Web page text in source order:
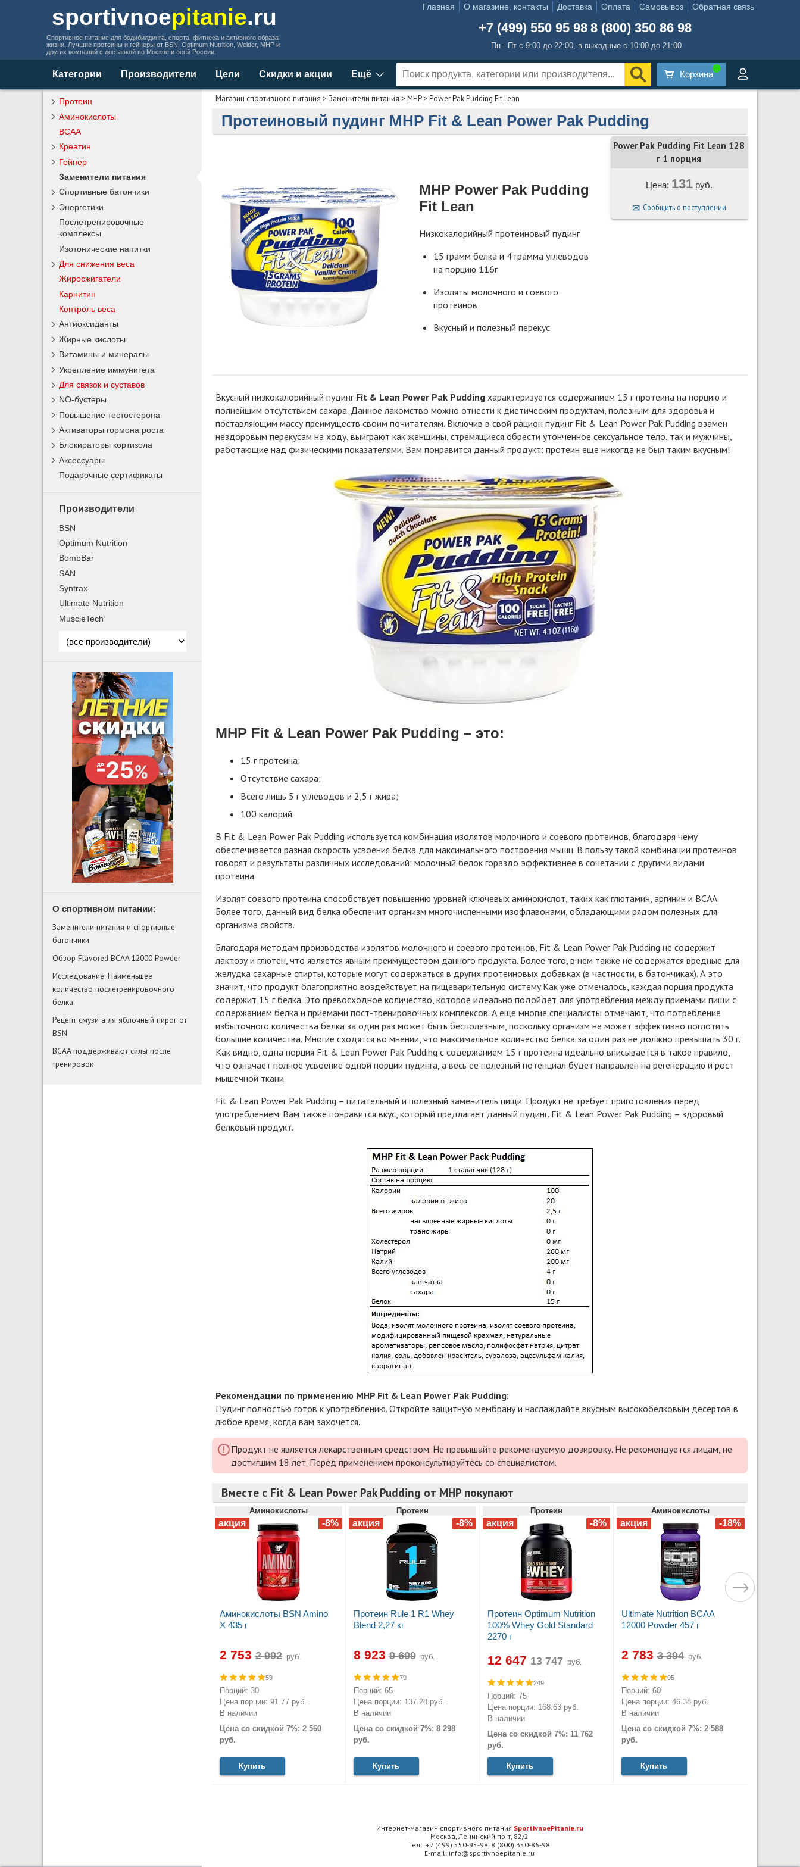
sportivnoepitanie.ru
Спортивное питание для бодибилдинга, спорта, фитнеса и активного образа
жизни. Лучшие протеины и гейнеры от BSN, Optimum Nutrition, Weider, MHP и
других компаний с доставкой по Москве и всей России.
Главная О магазине, контакты Доставка Оплата Самовывоз Обратная связь
+7 (499) 550 95 98 8 (800) 350 86 98
Пн - Пт с 9:00 до 22:00, в выходные с 10:00 до 21:00
Категории Производители Цели Скидки и акции Ещё Корзина
Магазин спортивного питания > Заменители питания > MHP> Power Pak Pudding Fit Lean
Протеиновый пудинг MHP Fit & Lean Power Pak Pudding
MHP Power Pak Pudding
Fit Lean
Низкокалорийный протеиновый пудинг
15 грамм белка и 4 грамма углеводов
на порцию 116г
Изоляты молочного и соевого
протеинов
Вкусный и полезный перекус
Power Pak Pudding Fit Lean 128
г 1 порция
Цена: 131руб.
Сообщить о поступлении
Вкусный низкокалорийный пудинг Fit & Lean Power Pak Puddingхарактеризуется содержанием 15 г протеина на порцию и
полнейшим отсутствием сахара. Данное лакомство можно отнести к диетическим продуктам, полезным для здоровья и
поставляющим массу преимуществ своим почитателям. Включив в свой рацион пудинг Fit & Lean Power Pak Pudding взамен
нездоровым перекусам на ходу, выиграют как женщины, стремящиеся обрести утонченное сексуальное тело, так и мужчины,
работающие над физическими показателями. Вам понравится данный продукт: протеин еще никогда не был таким вкусным!
MHP Fit & Lean Power Pak Pudding – это:
15 г протеина;
Отсутствие сахара;
Всего лишь 5 г углеводов и 2,5 г жира;
100 калорий.
В Fit & Lean Power Pak Pudding используется комбинация изолятов молочного и соевого протеинов, благодаря чему
обеспечивается разная скорость усвоения белка для максимального построения мышц. В пользу такой комбинации протеинов
говорят и результаты различных исследований: молочный белок гораздо эффективнее в сочетании с другими видами
протеина.
Изолят соевого протеина способствует повышению уровней ключевых аминокислот, таких как глютамин, аргинин и BCAA.
Более того, данный вид белка обеспечит организм многочисленными изофлавонами, обладающими рядом полезных для
организма свойств.
Благодаря методам производства изолятов молочного и соевого протеинов, Fit & Lean Power Pak Pudding не содержит
лактозу и глютен, что является явным преимуществом данного продукта. Более того, в нем также не содержатся вредные для
желудка сахарные спирты, которые могут содержаться в других протеиновых добавках (в частности, в батончиках). А это
значит, что продукт благоприятно воздействует на пищеварительную систему.Как уже отмечалось, каждая порция продукта
содержит 15 г белка. Это превосходное количество, которое идеально подойдет для употребления между приемами пищи с
содержанием белка и приемами пост-тренировочных комплексов. А еще многие специалисты отмечают, что потребление
избыточного количества белка за один раз может быть бесполезным, поскольку организм не может эффективно поглотить
большие количества. Многие сходятся во мнении, что максимальное количество белка за один раз не должно превышать 30 г.
Как видно, одна порция Fit & Lean Power Pak Pudding с содержанием 15 г протеина идеально вписывается в такое правило,
что означает полное усвоение одной порции пудинга, а весь ее полезный потенциал будет направлен на регенерацию и рост
мышечной ткани.
Fit & Lean Power Pak Pudding – питательный и полезный заменитель пищи. Продукт не требует приготовления перед
употреблением. Вам также понравится вкус, который предлагает данный пудинг. Fit & Lean Power Pak Pudding – здоровый
белковый продукт.
Рекомендации по применению MHP Fit & Lean Power Pak Pudding:
Пудинг полностью готов к употреблению. Откройте защитную мембрану и наслаждайте вкусным высокобелковым десертов в
любое время, когда вам захочется.
Продукт не является лекарственным средством. Не превышайте рекомендуемую дозировку. Не рекомендуется лицам, не
достигшим 18 лет. Перед применением проконсультируйтесь со специалистом.
Вместе с Fit & Lean Power Pak Pudding от MHP покупают
Аминокислоты
Аминокислоты BSN Amino
X 435 г
2 753 руб.
59
Порций: 30
Цена порции: 91.77 руб.
В наличии
Цена со скидкой 7%: 2 560
руб.
Купить
Протеин
Протеин Rule 1 R1 Whey
Blend 2,27 кг
8 923 руб.
79
Порций: 65
Цена порции: 137.28 руб.
В наличии
Цена со скидкой 7%: 8 298
руб.
Купить
Протеин
Протеин Optimum Nutrition
100% Whey Gold Standard
2270 г
12 647 руб.
249
Порций: 75
Цена порции: 168.63 руб.
В наличии
Цена со скидкой 7%: 11 762
руб.
Купить
Аминокислоты
Ultimate Nutrition BCAA
12000 Powder 457 г
2 783 руб.
95
Порций: 60
Цена порции: 46.38 руб.
В наличии
Цена со скидкой 7%: 2 588
руб.
Купить
Интернет-магазин спортивного питания SportivnoePitanie.ru
Москва, Ленинский пр-т, 82/2
Тел.: +7 (499) 550-95-98, 8 (800) 350-86-98
E-mail: info@sportivnoepitanie.ru
Протеин
Аминокислоты
BCAA
Креатин
Гейнер
Заменители питания
Спортивные батончики
Энергетики
Послетренировочные
комплексы
Изотонические напитки
Для снижения веса
Жиросжигатели
Карнитин
Контроль веса
Антиоксиданты
Жирные кислоты
Витамины и минералы
Укрепление иммунитета
Для связок и суставов
NO-бустеры
Повышение тестостерона
Активаторы гормона роста
Блокираторы кортизола
Аксессуары
Подарочные сертификаты
Производители
BSN
Optimum Nutrition
BombBar
SAN
Syntrax
Ultimate Nutrition
MuscleTech
О спортивном питании:
Заменители питания и спортивные
батончики
Обзор Flavored BCAA 12000 Powder
Исследование: Наименьшее
количество послетренировочного
белка
Рецепт смузи а ля яблочный пирог от
BSN
BCAA поддерживают силы после
тренировок